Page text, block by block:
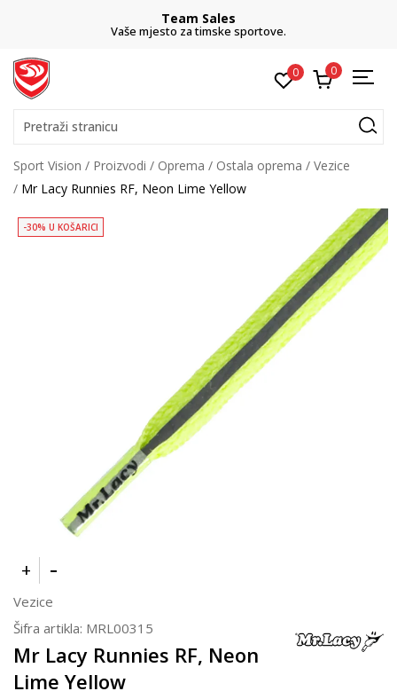
Team Sales
Vaše mjesto za timske sportove.
0 0
Pretraži stranicu
Sport Vision Proizvodi Oprema Ostala oprema
Vezice
Mr Lacy Runnies RF, Neon Lime Yellow
-30% U KOŠARICI
Vezice
Šifra artikla: MRL00315
Mr Lacy Runnies RF, Neon
Lime Yellow